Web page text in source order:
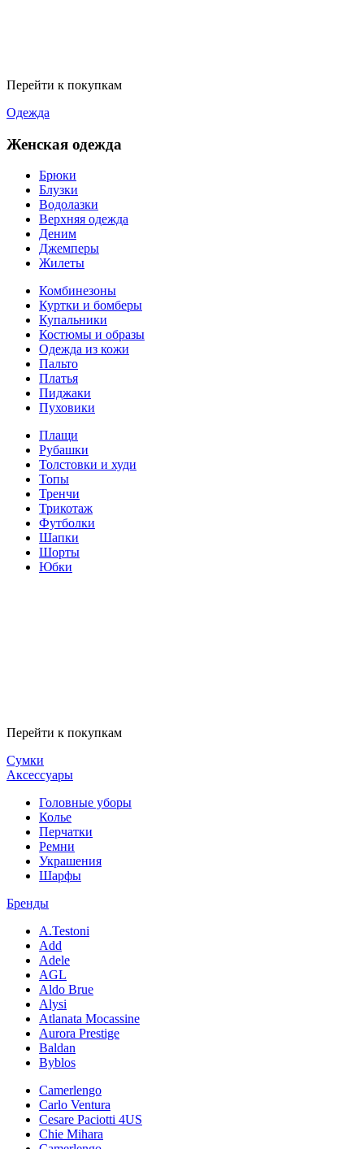
Перейти к покупкам
Одежда
Женская одежда
Брюки
Блузки
Водолазки
Верхняя одежда
Деним
Джемперы
Жилеты
Комбинезоны
Куртки и бомберы
Купальники
Костюмы и образы
Одежда из кожи
Пальто
Платья
Пиджаки
Пуховики
Плащи
Рубашки
Толстовки и худи
Топы
Тренчи
Трикотаж
Футболки
Шапки
Шорты
Юбки
Перейти к покупкам
Сумки
Аксессуары
Головные уборы
Колье
Перчатки
Ремни
Украшения
Шарфы
Бренды
A.Testoni
Add
Adele
AGL
Aldo Brue
Alysi
Atlanata Mocassine
Aurora Prestige
Baldan
Byblos
Camerlengo
Carlo Ventura
Cesare Paciotti 4US
Chie Mihara